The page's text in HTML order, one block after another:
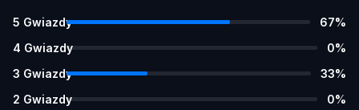
5 Gwiazdy 67%
4 Gwiazdy 0%
3 Gwiazdy 33%
2 Gwiazdy 0%